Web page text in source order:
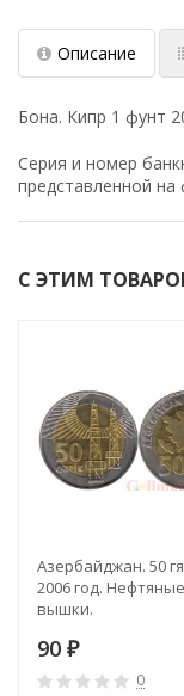
Описание
Бона. Кипр 1 фунт
Серия и номер
представленной на
С ЭТИМ
Азербайджан. 50
2006 год. Нефтяные
вышки.
90 ₽
0